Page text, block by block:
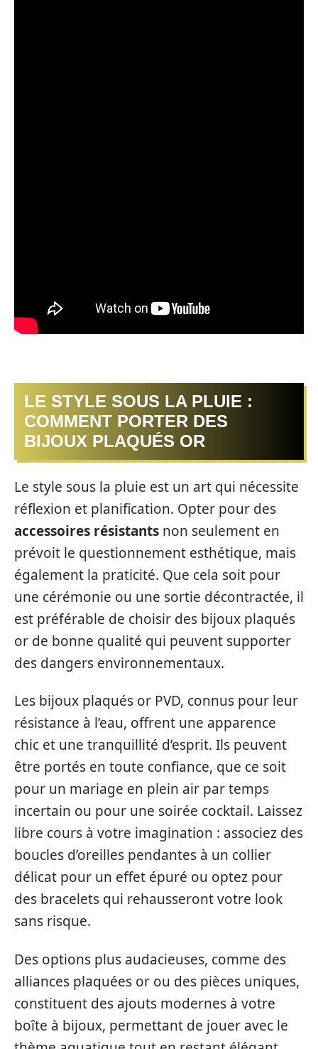
LE STYLE SOUS LA PLUIE :
COMMENT PORTER DES
BIJOUX PLAQUÉS OR
Le style sous la pluie est un art qui nécessite
réflexion et planification. Opter pour des
accessoires résistants non seulement en
prévoit le questionnement esthétique, mais
également la praticité. Que cela soit pour
une cérémonie ou une sortie décontractée, il
est préférable de choisir des bijoux plaqués
or de bonne qualité qui peuvent supporter
des dangers environnementaux.
Les bijoux plaqués or PVD, connus pour leur
résistance à l’eau, offrent une apparence
chic et une tranquillité d’esprit. Ils peuvent
être portés en toute confiance, que ce soit
pour un mariage en plein air par temps
incertain ou pour une soirée cocktail. Laissez
libre cours à votre imagination : associez des
boucles d’oreilles pendantes à un collier
délicat pour un effet épuré ou optez pour
des bracelets qui rehausseront votre look
sans risque.
Des options plus audacieuses, comme des
alliances plaquées or ou des pièces uniques,
constituent des ajouts modernes à votre
boîte à bijoux, permettant de jouer avec le